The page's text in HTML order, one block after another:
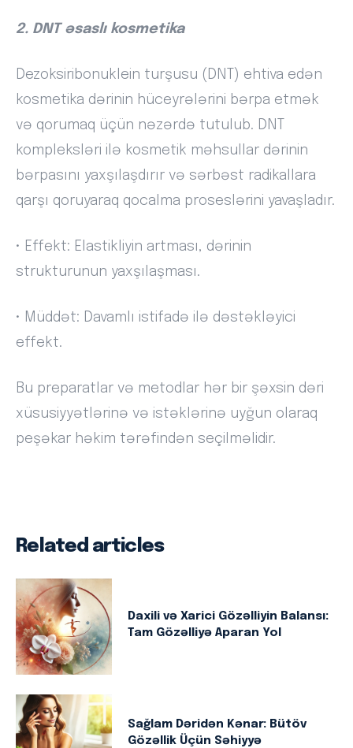
2. DNT əsaslı kosmetika
Dezoksiribonuklein turşusu (DNT) ehtiva edən
kosmetika dərinin hüceyrələrini bərpa etmək
və qorumaq üçün nəzərdə tutulub. DNT
kompleksləri ilə kosmetik məhsullar dərinin
bərpasını yaxşılaşdırır və sərbəst radikallara
qarşı qoruyaraq qocalma proseslərini yavaşladır.
• Effekt: Elastikliyin artması, dərinin
strukturunun yaxşılaşması.
• Müddət: Davamlı istifadə ilə dəstəkləyici
effekt.
Bu preparatlar və metodlar hər bir şəxsin dəri
xüsusiyyətlərinə və istəklərinə uyğun olaraq
peşəkar həkim tərəfindən seçilməlidir.
Related articles
Daxili və Xarici Gözəlliyin Balansı:
Tam Gözəlliyə Aparan Yol
Sağlam Dəridən Kənar: Bütöv
Gözəllik Üçün Səhiyyə